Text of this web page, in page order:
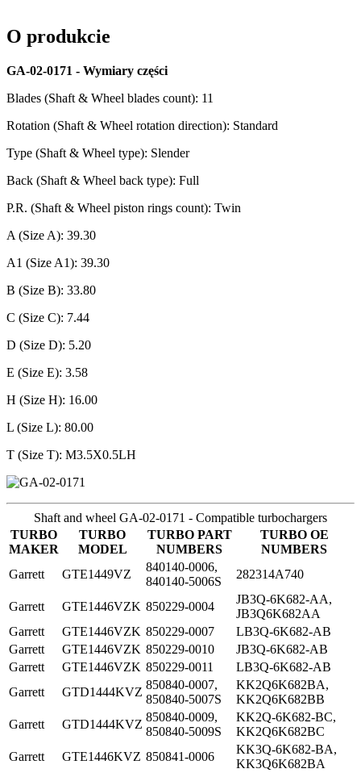
O produkcie
GA-02-0171 - Wymiary części
Blades (Shaft & Wheel blades count): 11
Rotation (Shaft & Wheel rotation direction): Standard
Type (Shaft & Wheel type): Slender
Back (Shaft & Wheel back type): Full
P.R. (Shaft & Wheel piston rings count): Twin
A (Size A): 39.30
A1 (Size A1): 39.30
B (Size B): 33.80
C (Size C): 7.44
D (Size D): 5.20
E (Size E): 3.58
H (Size H): 16.00
L (Size L): 80.00
T (Size T): M3.5X0.5LH
Shaft and wheel GA-02-0171 - Compatible turbochargers
TURBO
MAKER
TURBO
MODEL
TURBO PART
NUMBERS
TURBO OE
NUMBERS
Garrett
GTE1449VZ
840140-0006,
840140-5006S
282314A740
Garrett GTE1446VZK 850229-0004
JB3Q-6K682-AA,
JB3Q6K682AA
Garrett
GTE1446VZK 850229-0007
LB3Q-6K682-AB
Garrett
GTE1446VZK 850229-0010
JB3Q-6K682-AB
Garrett
GTE1446VZK 850229-0011
LB3Q-6K682-AB
Garrett
GTD1444KVZ
850840-0007,
850840-5007S
KK2Q6K682BA,
KK2Q6K682BB
Garrett
GTD1444KVZ
850840-0009,
850840-5009S
KK2Q-6K682-BC,
KK2Q6K682BC
Garrett
GTE1446KVZ 850841-0006
KK3Q-6K682-BA,
KK3Q6K682BA